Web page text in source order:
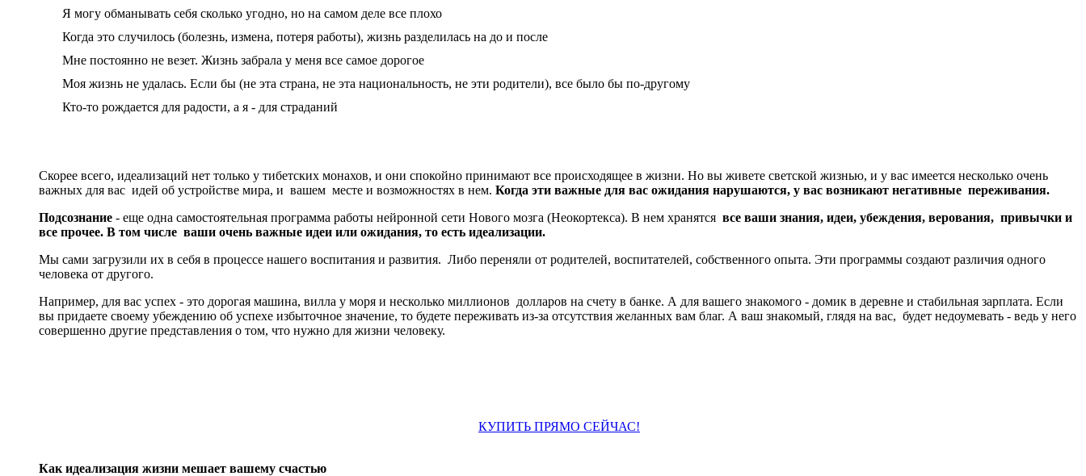
Я могу обманывать себя сколько угодно, но на самом деле все плохо
Когда это случилось (болезнь, измена, потеря работы), жизнь разделилась на до и после
Мне постоянно не везет. Жизнь забрала у меня все самое дорогое
Моя жизнь не удалась. Если бы (не эта страна, не эта национальность, не эти родители), все было бы по-другому
Кто-то рождается для радости, а я - для страданий
Скорее всего, идеализаций нет только у тибетских монахов, и они спокойно принимают все происходящее в жизни. Но вы живете светской жизнью, и у вас имеется несколько очень
важных для вас идей об устройстве мира, и вашем месте и возможностях в нем. Когда эти важные для вас ожидания нарушаются, у вас возникают негативные переживания.
Подсознание - еще одна самостоятельная программа работы нейронной сети Нового мозга (Неокортекса). В нем хранятся все ваши знания, идеи, убеждения, верования, привычки и
все прочее. В том числе ваши очень важные идеи или ожидания, то есть идеализации.
Мы сами загрузили их в себя в процессе нашего воспитания и развития. Либо переняли от родителей, воспитателей, собственного опыта. Эти программы создают различия одного
человека от другого.
Например, для вас успех - это дорогая машина, вилла у моря и несколько миллионов долларов на счету в банке. А для вашего знакомого - домик в деревне и стабильная зарплата. Если
вы придаете своему убеждению об успехе избыточное значение, то будете переживать из-за отсутствия желанных вам благ. А ваш знакомый, глядя на вас, будет недоумевать - ведь у него
совершенно другие представления о том, что нужно для жизни человеку.
КУПИТЬ ПРЯМО СЕЙЧАС!
Как идеализация жизни мешает вашему счастью